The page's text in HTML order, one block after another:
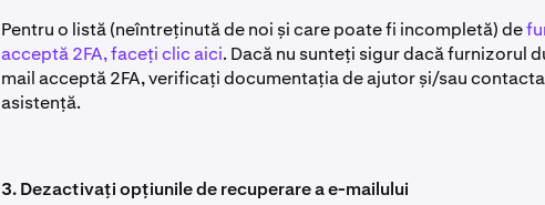
Pentru o listă (neîntreținută de noi și care poate fi incompletă) de
acceptă 2FA, faceți clic aici. Dacă nu sunteți sigur dacă furnizorul
mail acceptă 2FA, verificați documentația de ajutor și/sau
asistență.
3. Dezactivați opțiunile de recuperare a e-mailului